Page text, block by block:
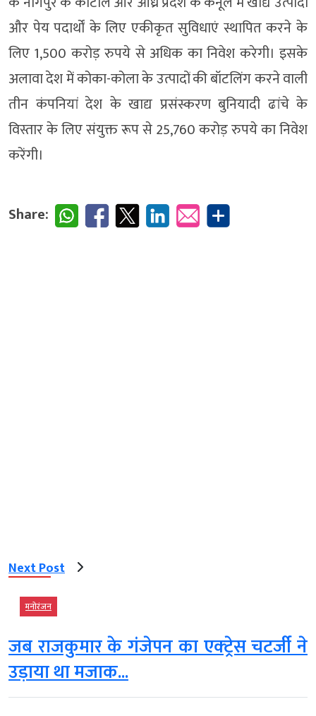
और पेय पदार्थों के लिए एकीकृत सुविधाएं स्थापित करने के
लिए 1,500 करोड़ रुपये से अधिक का निवेश करेगी। इसके
अलावा देश में कोका-कोला के उत्पादों की बॉटलिंग करने वाली
तीन कंपनियां देश के खाद्य प्रसंस्करण बुनियादी ढांचे के
विस्तार के लिए संयुक्त रूप से 25,760 करोड़ रुपये का निवेश
करेंगी।
Share:
Next Post
मनोरंजन
जब राजकुमार के गंजेपन का एक्‍ट्रेस चटर्जी ने
उड़ाया था मजाक...